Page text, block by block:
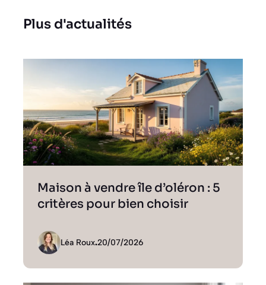
Plus d'actualités
Maison à vendre île d’oléron : 5
critères pour bien choisir
Léa Roux.20/07/2026